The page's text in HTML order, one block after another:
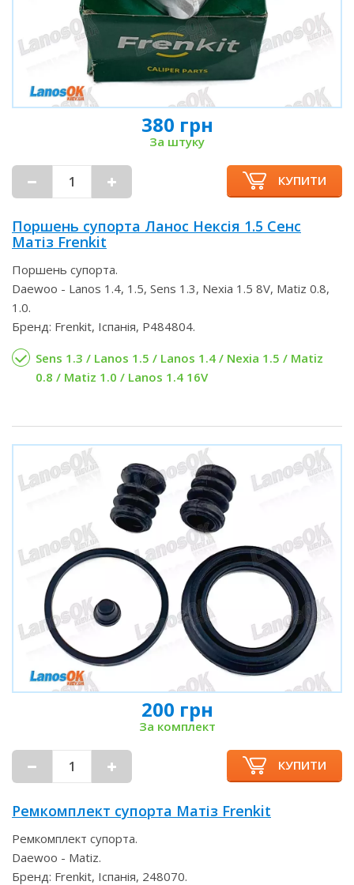
380 грн
За штуку
КУПИТИ
Поршень супорта Ланос Нексія 1.5 Сенс
Матіз Frenkit
Поршень супорта.
Daewoo - Lanos 1.4, 1.5, Sens 1.3, Nexia 1.5 8V, Matiz 0.8,
1.0.
Бренд: Frenkit, Іспанія, P484804.
Sens 1.3 / Lanos 1.5 / Lanos 1.4 / Nexia 1.5 / Matiz
0.8 / Matiz 1.0 / Lanos 1.4 16V
200 грн
За комплект
КУПИТИ
Ремкомплект супорта Матіз Frenkit
Ремкомплект супорта.
Daewoo - Matiz.
Бренд: Frenkit, Іспанія, 248070.